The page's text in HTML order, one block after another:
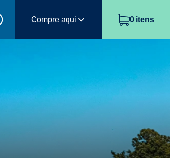
Compre aqui 0 itens